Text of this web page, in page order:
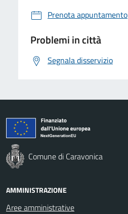
Prenota appuntamento
Problemi in città
Segnala disservizio
Comune di Caravonica
AMMINISTRAZIONE
Aree amministrative